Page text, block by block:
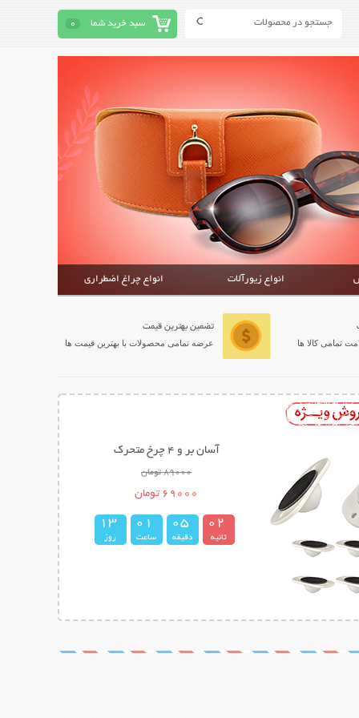
سبد خرید شما 0
انواع زیورآلات انواع چراغ اضطراری
تمامی کالا ها
تضمین بهترین قیمت
عرضه تمامی محصولات با بهترین قیمت ها
آسان بر و 4 چرخ متحرک
89000 تومان
69000 تومان
0 1
2
ثانیه
05
دقیقه
0 1
ساعت
1 3
روز